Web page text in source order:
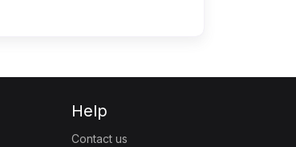
Help
Contact us